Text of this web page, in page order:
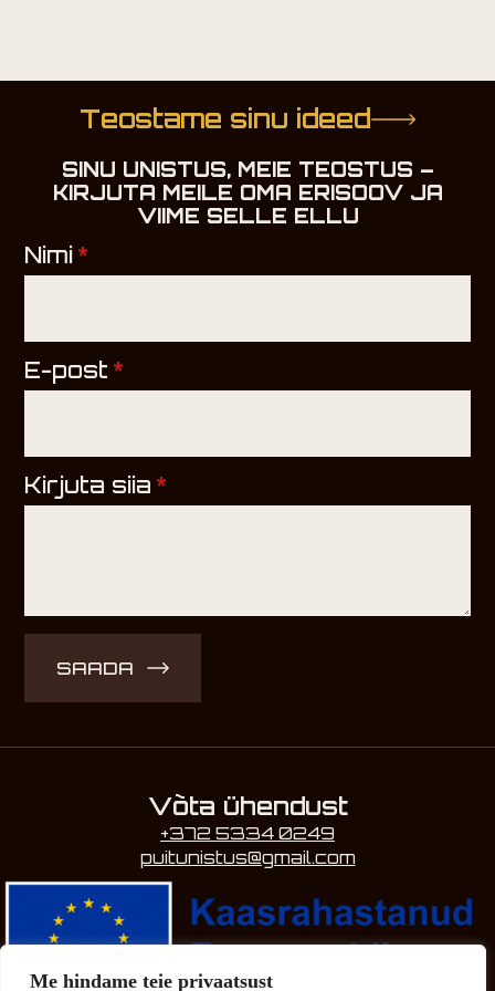
Me hindame teie privaatsust
Teostame sinu ideed
SINU UNISTUS, MEIE TEOSTUS –
KIRJUTA MEILE OMA ERISOOV JA
VIIME SELLE ELLU
Nimi *
E-post *
Kirjuta siia *
SAADA
Võta ühendust
+372 5334 0249
puitunistus@gmail.com